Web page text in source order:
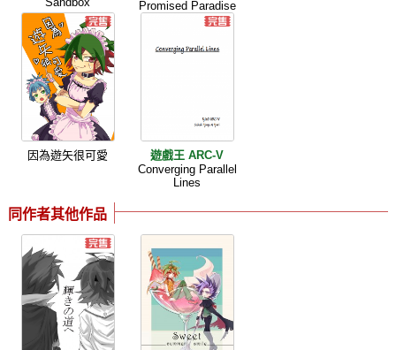
Promised Paradise
因為遊矢很可愛
遊戲王 ARC-V
Converging Parallel
Lines
同作者其他作品